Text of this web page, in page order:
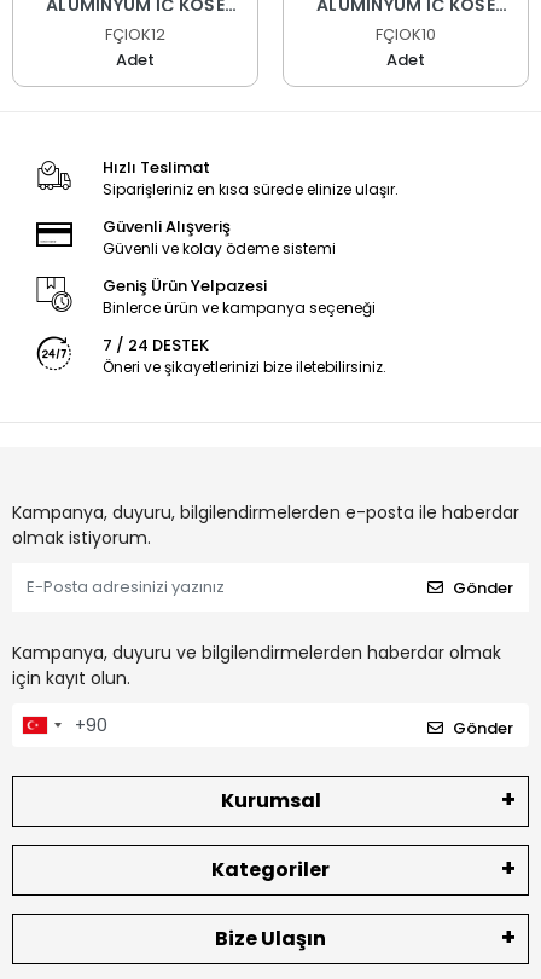
ALÜMİNYUM İÇ KÖŞE
PROFİLİ
FÇIOK12
Adet
ALÜMİNYUM İÇ KÖŞE
PROFİLİ
FÇIOK10
Adet
Hızlı Teslimat
Siparişleriniz en kısa sürede elinize ulaşır.
Güvenli Alışveriş
Güvenli ve kolay ödeme sistemi
Geniş Ürün Yelpazesi
Binlerce ürün ve kampanya seçeneği
7 / 24 DESTEK
Öneri ve şikayetlerinizi bize iletebilirsiniz.
Kampanya, duyuru, bilgilendirmelerden e-posta ile haberdar
olmak istiyorum.
Gönder
Kampanya, duyuru ve bilgilendirmelerden haberdar olmak
için kayıt olun.
Gönder
Kurumsal
Kategoriler
Bize Ulaşın